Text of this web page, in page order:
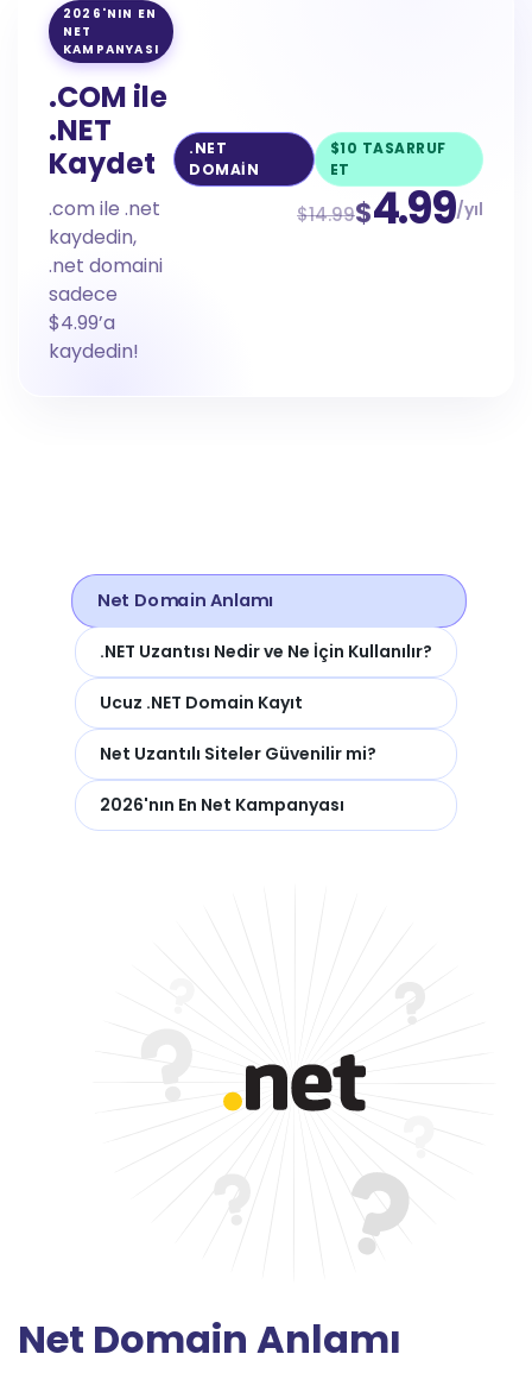
2026'NIN EN
NET
KAMPANYASI
.COM ile
.NET
Kaydet
.com ile .net
kaydedin,
.net domaini
sadece
$4.99’a
kaydedin!
.NET
DOMAIN
$10 TASARRUF
ET
$14.99$4.99/yıl
Net Domain Anlamı
.NET Uzantısı Nedir ve Ne İçin Kullanılır?
Ucuz .NET Domain Kayıt
Net Uzantılı Siteler Güvenilir mi?
2026'nın En Net Kampanyası
Net Domain Anlamı